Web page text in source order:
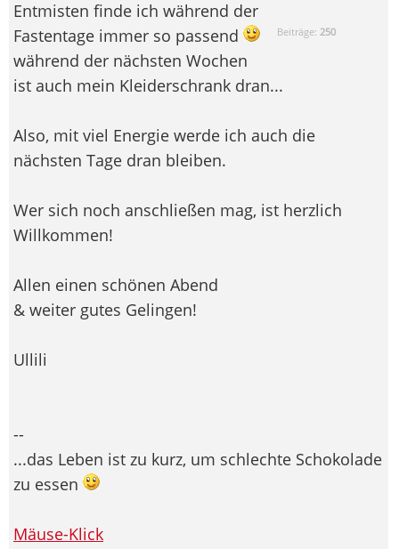
Beiträge: 250
Entmisten finde ich während der
Fastentage immer so passend
während der nächsten Wochen
ist auch mein Kleiderschrank dran...
Also, mit viel Energie werde ich auch die
nächsten Tage dran bleiben.
Wer sich noch anschließen mag, ist herzlich
Willkommen!
Allen einen schönen Abend
& weiter gutes Gelingen!
Ullili
--
...das Leben ist zu kurz, um schlechte Schokolade
zu essen
Mäuse-Klick